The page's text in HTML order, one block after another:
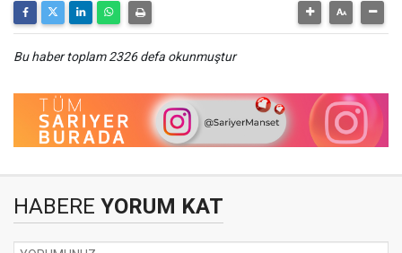
Bu haber toplam 2326 defa okunmuştur
HABERE YORUM KAT